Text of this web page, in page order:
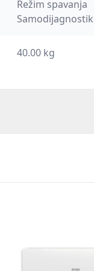
Režim spavanja
40.00 kg